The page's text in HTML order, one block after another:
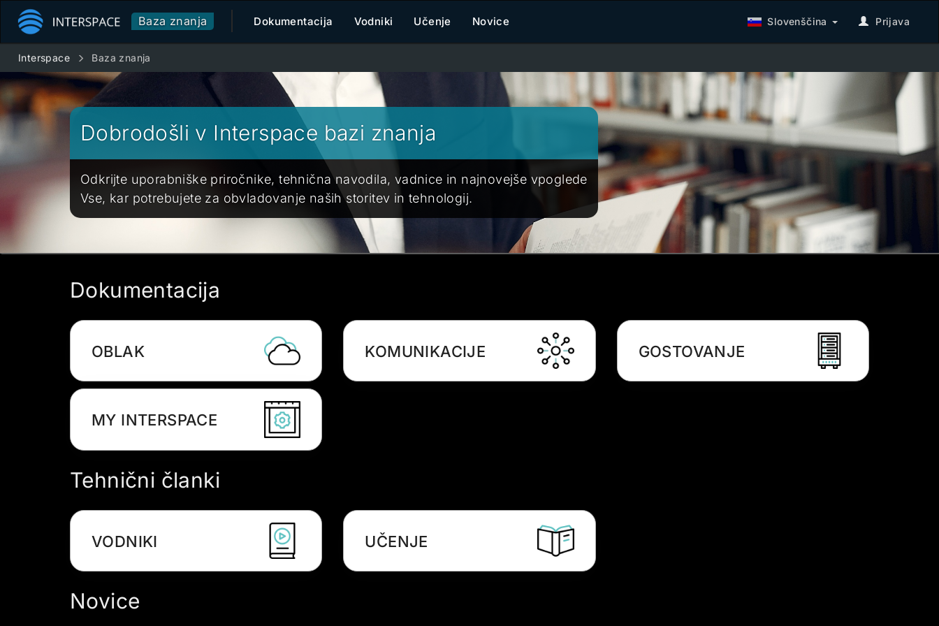
Baza znanja Dokumentacija Vodniki Učenje Novice Slovenščina Prijava
Interspace Baza znanja
Dobrodošli v Interspace bazi znanja
Odkrijte uporabniške priročnike, tehnična navodila, vadnice in najnovejše vpoglede
Vse, kar potrebujete za obvladovanje naših storitev in tehnologij.
Dokumentacija
OBLAK KOMUNIKACIJE GOSTOVANJE
MY INTERSPACE
Tehnični članki
VODNIKI UČENJE
Novice